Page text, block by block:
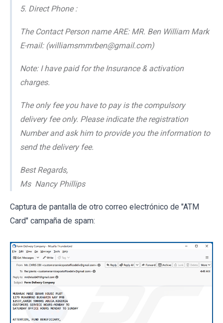
5. Direct Phone :
The Contact Person name ARE: MR. Ben William Mark
E-mail: (williamsmmrben@gmail.com)
Note: I have paid for the Insurance & activation
charges.
The only fee you have to pay is the compulsory
delivery fee only. Please indicate the registration
Number and ask him to provide you the information to
send the delivery fee.
Best Regards,
Ms Nancy Phillips
Captura de pantalla de otro correo electrónico de "ATM
Card" campaña de spam: